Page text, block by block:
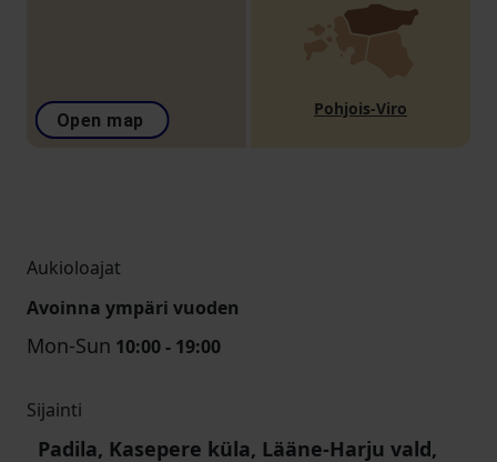
Open map
Pohjois-Viro
Aukioloajat
Avoinna ympäri vuoden
Mon-Sun 10:00 - 19:00
Sijainti
Padila, Kasepere küla, Lääne-Harju vald,